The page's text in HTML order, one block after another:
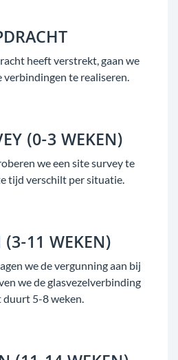
heeft verstrekt, gaan we
verbindingen te realiseren.
(0-3 WEKEN)
we een site survey te
tijd verschilt per situatie.
(3-11 WEKEN)
we de vergunning aan bij
we de glasvezelverbinding
duurt 5-8 weken.